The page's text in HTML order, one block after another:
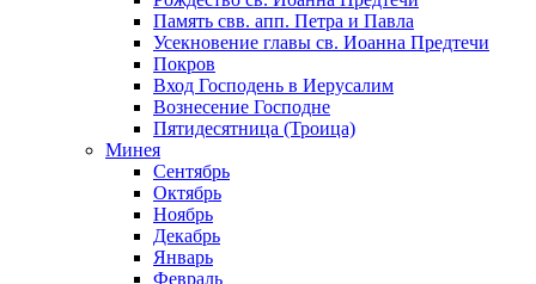
Память свв. апп. Петра и Павла
Усекновение главы св. Иоанна Предтечи
Покров
Вход Господень в Иерусалим
Вознесение Господне
Пятидесятница (Троица)
Минея
Сентябрь
Октябрь
Ноябрь
Декабрь
Январь
Февраль